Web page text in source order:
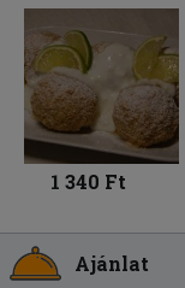
1 340 Ft
Ajánlat